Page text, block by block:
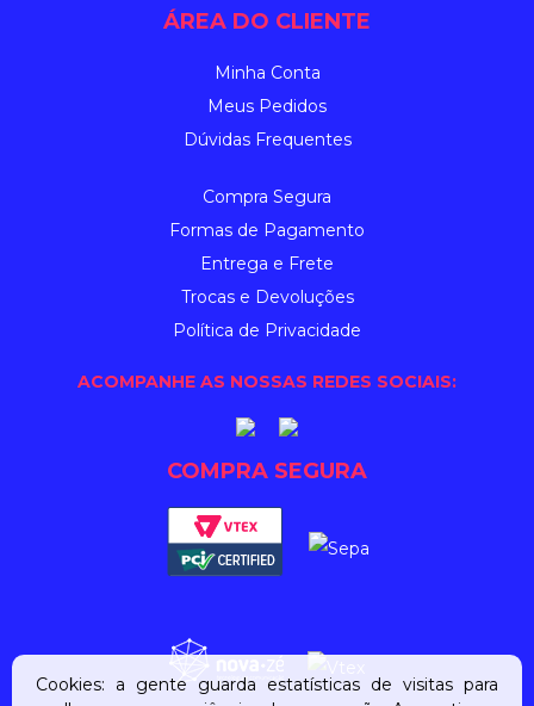
ÁREA DO CLIENTE
Minha Conta
Meus Pedidos
Dúvidas Frequentes
Compra Segura
Formas de Pagamento
Entrega e Frete
Trocas e Devoluções
Política de Privacidade
ACOMPANHE AS NOSSAS REDES SOCIAIS:
COMPRA SEGURA
Cookies: a gente guarda estatísticas de visitas para